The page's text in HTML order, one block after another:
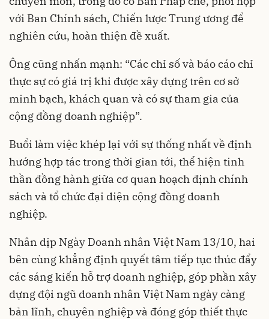
với Ban Chính sách, Chiến lược Trung ương để
nghiên cứu, hoàn thiện đề xuất.
Ông cũng nhấn mạnh: “Các chỉ số và báo cáo chỉ
thực sự có giá trị khi được xây dựng trên cơ sở
minh bạch, khách quan và có sự tham gia của
cộng đồng doanh nghiệp”.
Buổi làm việc khép lại với sự thống nhất về định
hướng hợp tác trong thời gian tới, thể hiện tinh
thần đồng hành giữa cơ quan hoạch định chính
sách và tổ chức đại diện cộng đồng doanh
nghiệp.
Nhân dịp Ngày Doanh nhân Việt Nam 13/10, hai
bên cùng khẳng định quyết tâm tiếp tục thúc đẩy
các sáng kiến hỗ trợ doanh nghiệp, góp phần xây
dựng đội ngũ doanh nhân Việt Nam ngày càng
bản lĩnh, chuyên nghiệp và đóng góp thiết thực